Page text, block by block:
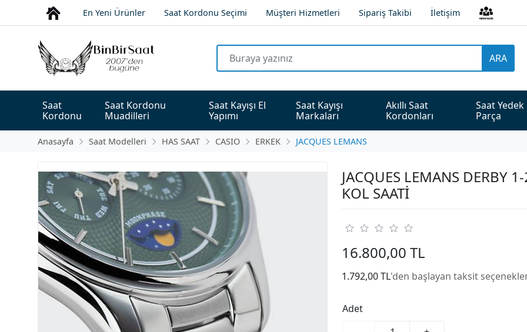
En Yeni Ürünler Saat Kordonu Seçimi Müşteri Hizmetleri Sipariş Takibi İletişim
ARA
Saat
Kordonu
Saat Kordonu
Muadilleri
Saat Kayışı El
Yapımı
Saat Kayışı
Markaları
Akıllı Saat
Kordonları
Saat Yedek
Parça
Anasayfa Saat Modelleri HAS SAAT CASIO ERKEK JACQUES LEMANS
JACQUES LEMANS DERBY
KOL SAATİ
16.800,00 TL
1.792,00 TL'den başlayan taksit
Adet